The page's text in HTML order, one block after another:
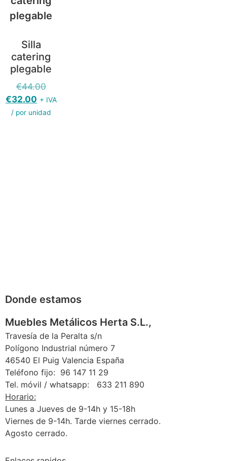
Silla
catering
plegable
€44.00
€32.00 + IVA
/ por unidad
Donde estamos
Muebles Metálicos Herta S.L.,
Travesía de la Peralta s/n
Polígono Industrial número 7
46540 El Puig Valencia España
Teléfono fijo: 96 147 11 29
Tel. móvil / whatsapp: 633 211 890
Horario:
Lunes a Jueves de 9-14h y 15-18h
Viernes de 9-14h. Tarde viernes cerrado.
Agosto cerrado.